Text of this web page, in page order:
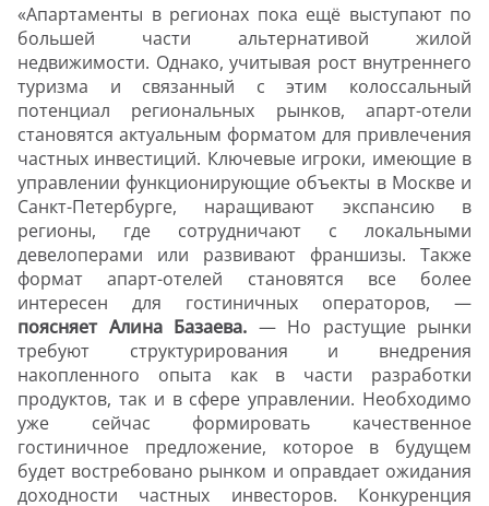
«Апартаменты в регионах пока ещё выступают по
большей части альтернативой жилой
недвижимости. Однако, учитывая рост внутреннего
туризма и связанный с этим колоссальный
потенциал региональных рынков, апарт-отели
становятся актуальным форматом для привлечения
частных инвестиций. Ключевые игроки, имеющие в
управлении функционирующие объекты в Москве и
Санкт-Петербурге, наращивают экспансию в
регионы, где сотрудничают с локальными
девелоперами или развивают франшизы. Также
формат апарт-отелей становятся все более
интересен для гостиничных операторов, —
поясняет Алина Базаева. — Но растущие рынки
требуют структурирования и внедрения
накопленного опыта как в части разработки
продуктов, так и в сфере управлении. Необходимо
уже сейчас формировать качественное
гостиничное предложение, которое в будущем
будет востребовано рынком и оправдает ожидания
доходности частных инвесторов. Конкуренция